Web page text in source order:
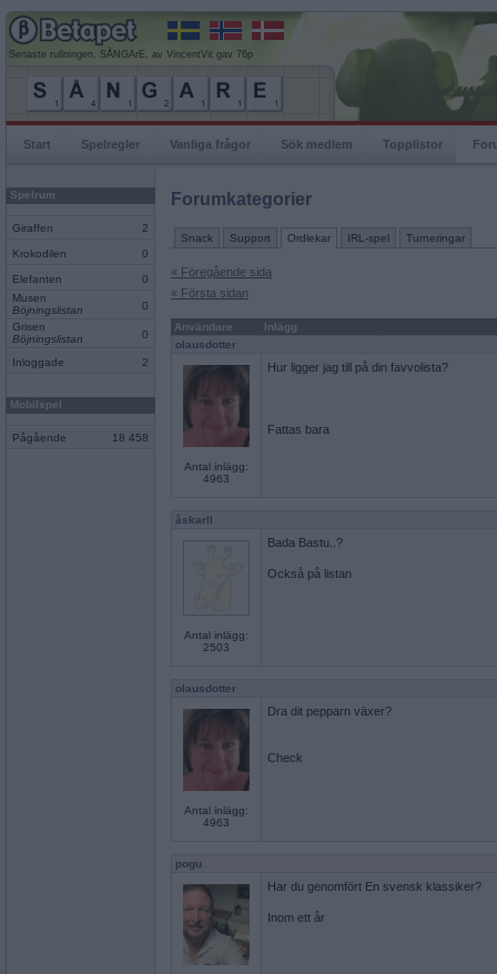
Senaste rullningen, SÅNGArE, av VincentVit gav 76p
Start Spelregler Vanliga frågor Sök medlem Topplistor
Spelrum
Giraffen 2
Krokodilen 0
Elefanten
0
Musen
Böjningslistan
0
Grisen
Böjningslistan
0
Inloggade 2
Mobilspel
Pågående 18 458
Forumkategorier
Snack Support Ordlekar IRL-spel Turneringar
« Föregående sida
« Första sidan
Användare
Inlägg
olausdotter
Antal inlägg:
4963
Hur ligger jag till på din favvolista?
Fattas bara
åskarll
Antal inlägg:
2503
Bada Bastu..?
Också på listan
olausdotter
Antal inlägg:
4963
Dra dit pepparn växer?
Check
pogu
Har du genomfört En svensk klassiker?
Inom ett år